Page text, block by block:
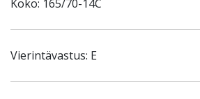
Koko: 165/70-14C
Vierintävastus: E